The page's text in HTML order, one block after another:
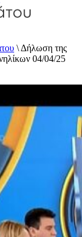
–
\ Δήλωση της
04/04/25